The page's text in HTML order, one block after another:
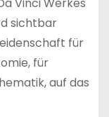
sichtbar
für
für
auf das